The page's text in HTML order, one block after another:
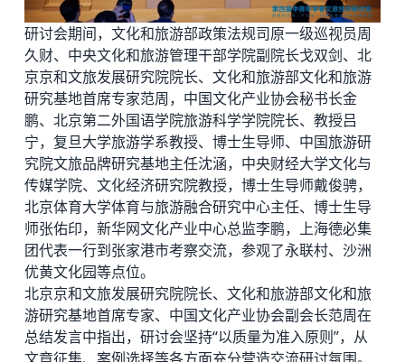
研讨会期间，文化和旅游部政策法规司原一级巡视员周
久财、中央文化和旅游管理干部学院副院长戈双剑、北
京京和文旅发展研究院院长、文化和旅游部文化和旅游
研究基地首席专家范周，中国文化产业协会秘书长金
鹏、北京第二外国语学院旅游科学学院院长、教授吕
宁，复旦大学旅游学系教授、博士生导师、中国旅游研
究院文旅品牌研究基地主任沈涵，中央财经大学文化与
传媒学院、文化经济研究院教授，博士生导师戴俊骋，
北京体育大学体育与旅游融合研究中心主任、博士生导
师张佑印，新华网文化产业中心总监李鹏，上海德必集
团代表一行到张家港市考察交流，参观了永联村、沙洲
优黄文化园等点位。
北京京和文旅发展研究院院长、文化和旅游部文化和旅
游研究基地首席专家、中国文化产业协会副会长范周在
总结发言中指出，研讨会坚持“以质量为准入原则”，从